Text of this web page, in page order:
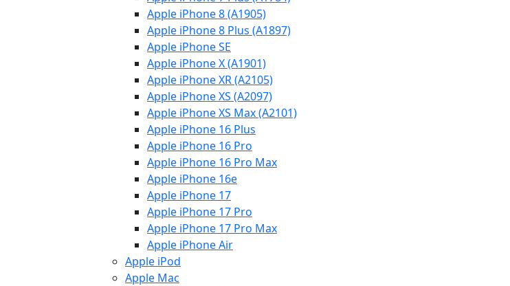
Apple iPhone 8 (A1905)
Apple iPhone 8 Plus (A1897)
Apple iPhone SE
Apple iPhone X (A1901)
Apple iPhone XR (A2105)
Apple iPhone XS (A2097)
Apple iPhone XS Max (A2101)
Apple iPhone 16 Plus
Apple iPhone 16 Pro
Apple iPhone 16 Pro Max
Apple iPhone 16e
Apple iPhone 17
Apple iPhone 17 Pro
Apple iPhone 17 Pro Max
Apple iPhone Air
Apple iPod
Apple Mac